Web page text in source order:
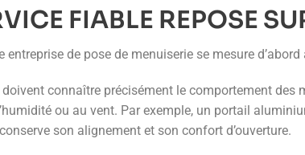
FIABLE REPOSE
entreprise de pose de menuiserie se mesure
connaître précisément le comportement des
ou au vent. Par exemple, un portail
son alignement et son confort d’ouverture.